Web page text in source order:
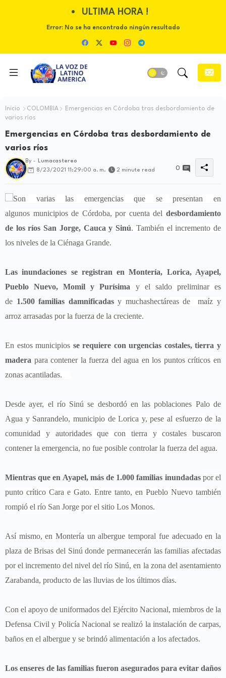
ULTIMA HORA !
Error:No se ha encontrado ningún resultado
Inicio COLOMBIA
Emergencias en Córdoba tras desbordamiento de
varios ríos
Emergencias en Córdoba tras desbordamiento de
varios ríos
By -
Lumacastereo
8/23/2021 11:29:00 a. m.
2 minute read 0
Son varias las emergencias que se presentan en
algunos municipios de Córdoba, por cuenta del desbordamiento
de los ríos San Jorge, Cauca y Sinú. También el incremento de
los niveles de la Ciénaga Grande.
Las inundaciones se registran en Montería, Lorica, Ayapel,
Pueblo Nuevo, Momil y Purísima
y el saldo preliminar es
de 1.500 familias damnificadasy muchashectáreas de maíz y
arroz arrasadas por la fuerza de la creciente.
En estos municipios se requiere con urgencias costales, tierra y
madera para contener la fuerza del agua en los puntos críticos en
zonas acantiladas.
Desde ayer, el río Sinú se desbordó en las poblaciones Palo de
Agua y Sanrandelo, municipio de Lorica y, pese al esfuerzo de la
comunidad y autoridades que con tierra y costales buscaron
contener la emergencia, no fue posible controlar la fuerza del agua.
Mientras que en Ayapel, más de 1.000 familias inundadaspor el
punto crítico Cara e Gato. Entre tanto, en Pueblo Nuevo también
rompió el río San Jorge por el sitio Los Monos.
Así mismo, en Montería un albergue temporal fue adecuado en la
plaza de Brisas del Sinú donde permanecerán las familias afectadas
por el incremento del nivel del río Sinú, en la zona del asentamiento
Zarabanda, producto de las lluvias de los últimos días.
Con el apoyo de uniformados del Ejército Nacional, miembros de la
Defensa Civil y Policía Nacional se realizó la instalación de carpas,
baños en el albergue y se brindó alimentación a los afectados.
Los enseres de las familias fueron asegurados para evitar daños